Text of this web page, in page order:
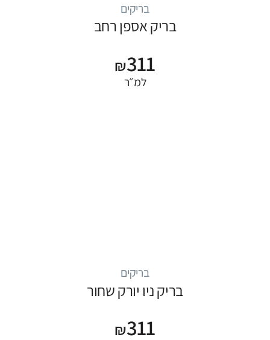
בריקים
בריק אספן רחב
₪311
למ״ר
בריקים
בריק ניו יורק שחור
₪311